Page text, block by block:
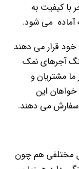
با کیفیت به
می شود.
خود قرار می دهند
آجرهای نمک
ما مشتریان و
خواهان این
سفارش می دهند.
مختلفی هم چون